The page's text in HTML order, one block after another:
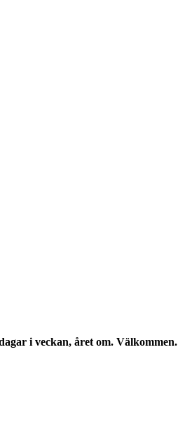
i veckan, året om. Välkommen.